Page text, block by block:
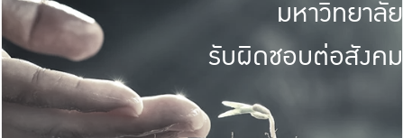
มหาวิทยาลัย
รับผิดชอบต่อสังคม